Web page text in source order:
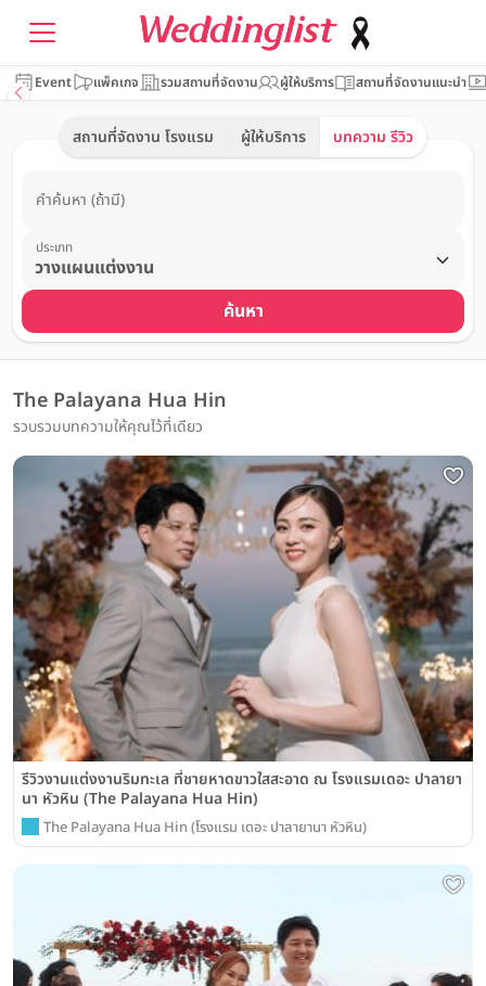
Event แพ็คเกจ รวมสถานที่จัดงาน ผู้ให้บริการ สถานที่จัดงานแนะนำ
สถานที่จัดงาน โรงแรม ผู้ให้บริการ บทความ รีวิว
คำค้นหา (ถ้ามี)
ประเภท
ค้นหา
The Palayana Hua Hin
รวบรวมบทความให้คุณไว้ที่เดียว
รีวิวงานแต่งงานริมทะเล ที่ชายหาดขาวใสสะอาด ณ โรงแรมเดอะ ปาลายา
นา หัวหิน (The Palayana Hua Hin)
The Palayana Hua Hin (โรงแรม เดอะ ปาลายานา หัวหิน)